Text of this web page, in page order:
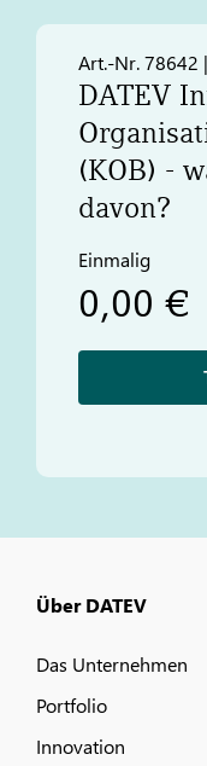
Art.-Nr. 78642
DATEV
(KOB) -
davon?
Einmalig
0,00 €
Über DATEV
Das Unternehmen
Portfolio
Innovation